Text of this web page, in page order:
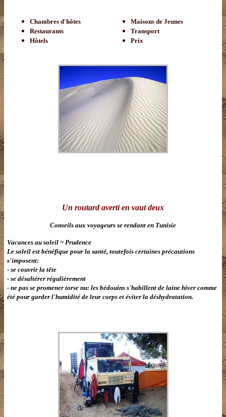
Chambres d'hôtes
Restaurants
Hôtels
Maisons de Jeunes
Transport
Prix
Un routard averti en vaut deux
Conseils aux voyageurs se rendant en Tunisie
Vacances au soleil = Prudence
Le soleil est bénéfique pour la santé, toutefois certaines précautions
s'imposent:
- se couvrir la tête
- se désaltérer régulièrement
- ne pas se promener torse nu: les bédouins s'habillent de laine hiver comme
été pour garder l'humidité de leur corps et éviter la déshydratation.